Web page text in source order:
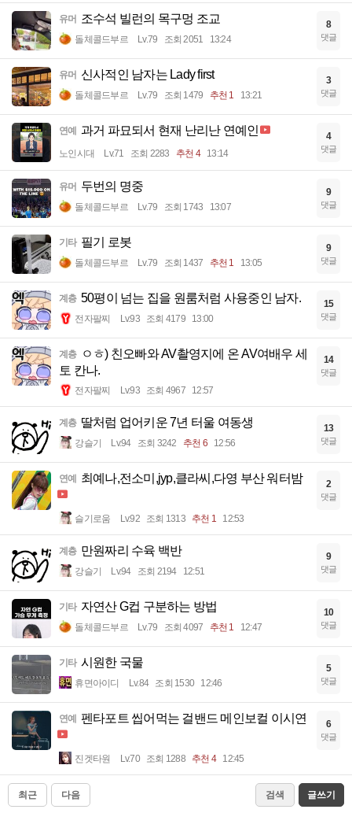
유머 조수석 빌런의 목구멍 조교
돌체콜드부르 Lv.79 조회 2051 13:24
8
댓글
유머 신사적인 남자는 Lady first
돌체콜드부르 Lv.79 조회 1479 추천 1 13:21
3
댓글
연예 과거 파묘되서 현재 난리난 연예인
노인시대 Lv.71 조회 2283 추천 4 13:14
4
댓글
유머 두번의 명중
돌체콜드부르 Lv.79 조회 1743 13:07
9
댓글
기타 필기 로봇
돌체콜드부르 Lv.79 조회 1437 추천 1 13:05
9
댓글
계층 50평이 넘는 집을 원룸처럼 사용중인 남자.
전자팔찌 Lv.93 조회 4179 13:00
15
댓글
계층
ㅇㅎ) 친오빠와 AV촬영지에 온 AV여배우 세
토 칸나.
전자팔찌 Lv.93 조회 4967 12:57
14
댓글
계층 딸처럼 업어키운 7년 터울 여동생
강슬기 Lv.94 조회 3242 추천 6 12:56
13
댓글
연예 최예나,전소미,jyp,클라씨,다영 부산 워터밤
슬기로움 Lv.92 조회 1313 추천 1 12:53
2
댓글
계층 만원짜리 수육 백반
강슬기 Lv.94 조회 2194 12:51
9
댓글
기타 자연산 G컵 구분하는 방법
돌체콜드부르 Lv.79 조회 4097 추천 1 12:47
10
댓글
기타 시원한 국물
휴면아이디 Lv.84 조회 1530 12:46
5
댓글
연예 펜타포트 씹어먹는 걸밴드 메인보컬 이시연
진겟타원 Lv.70 조회 1288 추천 4 12:45
6
댓글
최근 다음 검색 글쓰기